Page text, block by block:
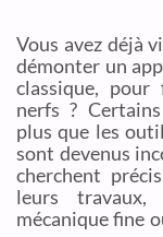
Vous avez déjà
démonter un
classique,
nerfs ?
plus que les
sont devenus
cherchent
leurs travaux,
mécanique fine